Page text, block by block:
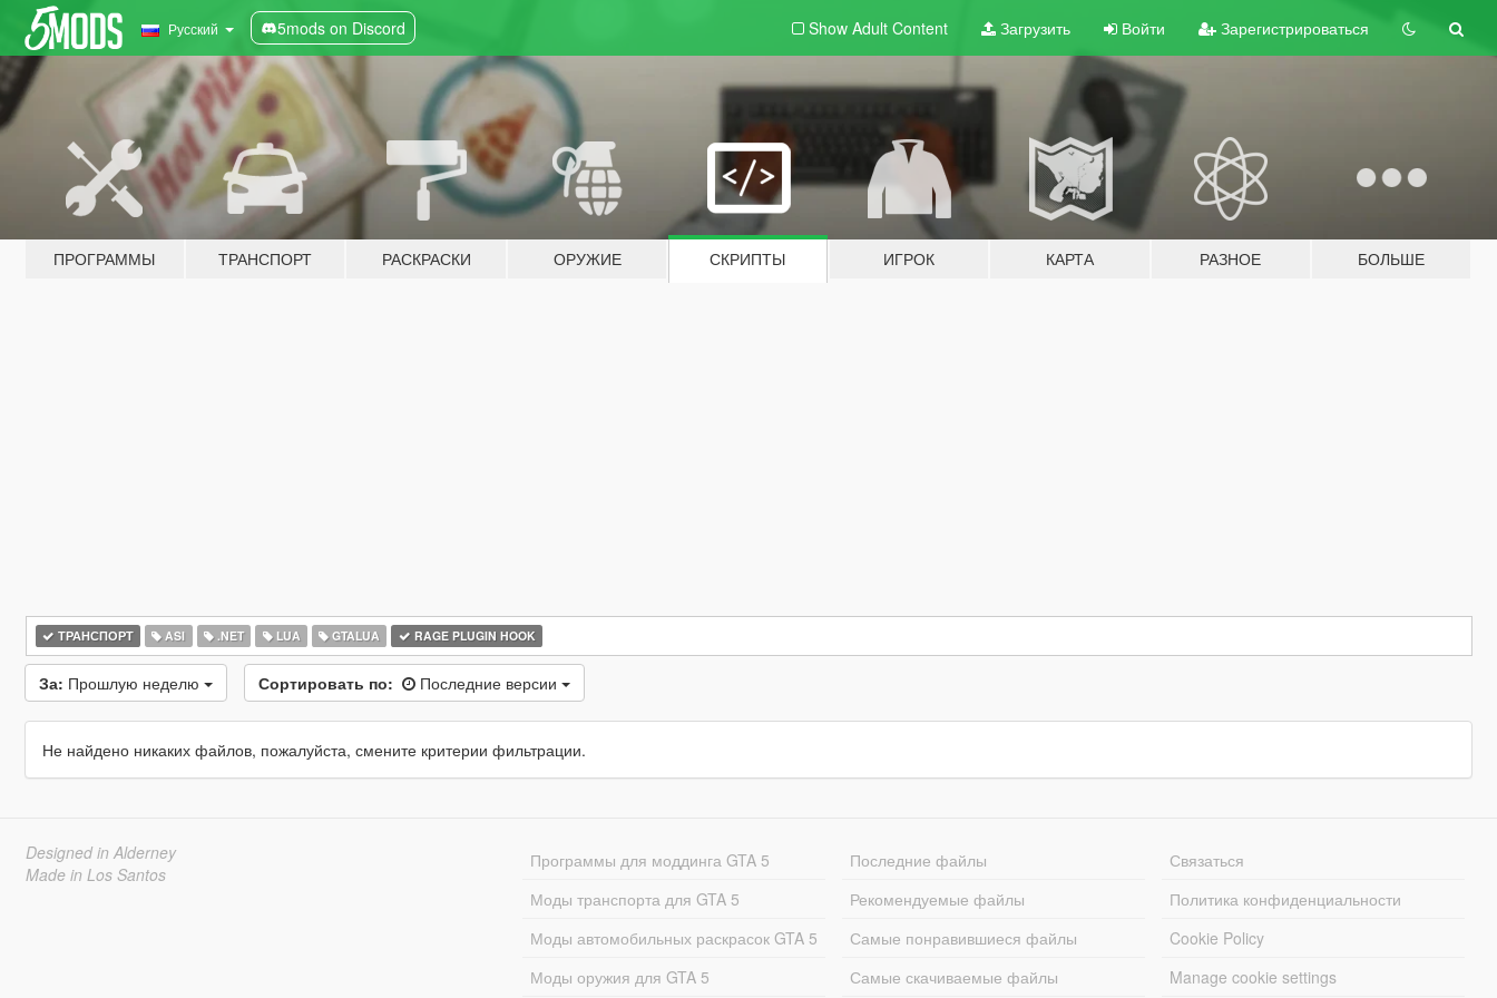
Русский 5mods on Discord Show Adult Content Загрузить Войти Зарегистрироваться
ПРОГРАММЫ ТРАНСПОРТ РАСКРАСКИ ОРУЖИЕ СКРИПТЫ ИГРОК КАРТА РАЗНОЕ БОЛЬШЕ
ТРАНСПОРТ ASI .NET LUA GTALUA RAGE PLUGIN HOOK
За: Прошлую неделю Сортировать по: Последние версии
Не найдено никаких файлов, пожалуйста, смените критерии фильтрации.
Designed in Alderney
Made in Los Santos
Программы для моддинга GTA 5
Моды транспорта для GTA 5
Моды автомобильных раскрасок GTA 5
Моды оружия для GTA 5
Последние файлы
Рекомендуемые файлы
Самые понравившиеся файлы
Самые скачиваемые файлы
Связаться
Политика конфиденциальности
Cookie Policy
Manage cookie settings